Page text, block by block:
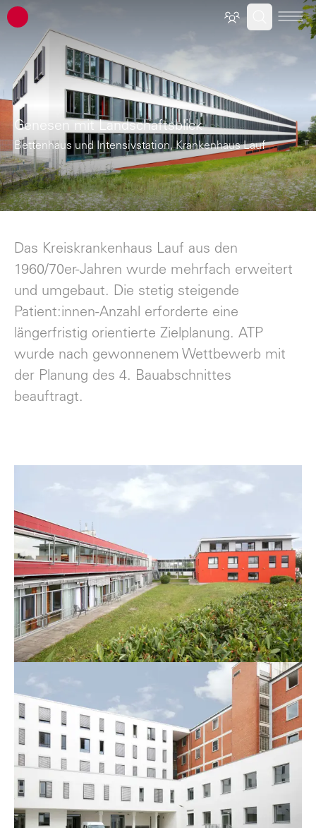
ATP Architekten Ingenieure
Genesen mit Landschaftsblick
Bettenhaus und Intensivstation, Krankenhaus Lauf
Das Kreiskrankenhaus Lauf aus den
1960/70er-Jahren wurde mehrfach erweitert
und umgebaut. Die stetig steigende
Patient:innen-Anzahl erforderte eine
längerfristig orientierte Zielplanung. ATP
wurde nach gewonnenem Wettbewerb mit
der Planung des 4. Bauabschnittes
beauftragt.